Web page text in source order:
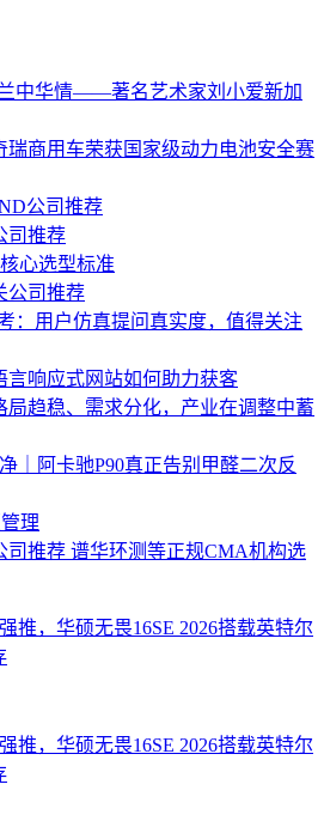
中华情——著名艺术家刘小爱新加
瑞商用车荣获国家级动力电池安全赛
公司推荐
司推荐
心选型标准
公司推荐
：用户仿真提问真实度，值得关注
言响应式网站如何助力获客
局趋稳、需求分化，产业在调整中蓄
｜阿卡驰P90真正告别甲醛二次反
理
司推荐 谱华环测等正规CMA机构选
推，华硕无畏16SE 2026搭载英特尔
推，华硕无畏16SE 2026搭载英特尔